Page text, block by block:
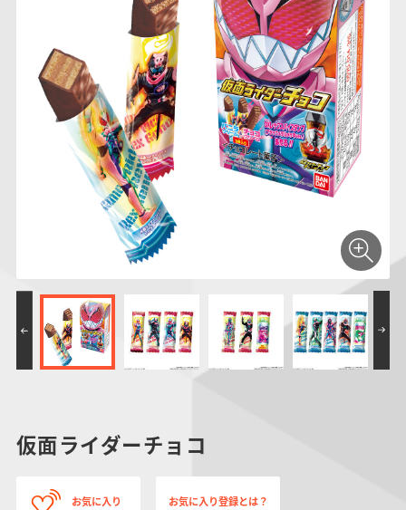
仮面ライダーシリー
PROJECT R.E.D.・
スーパー戦隊シリー
ガンダムシリーズ
ポケットモンスター
アンパンマン
つりグミ
にふぉるめーしょん
＆スクエアシール
SMPシリーズ
ポケモンスケールワ
ールド
仮面ライダーチョコ
お気に入り お気に入り登録とは？